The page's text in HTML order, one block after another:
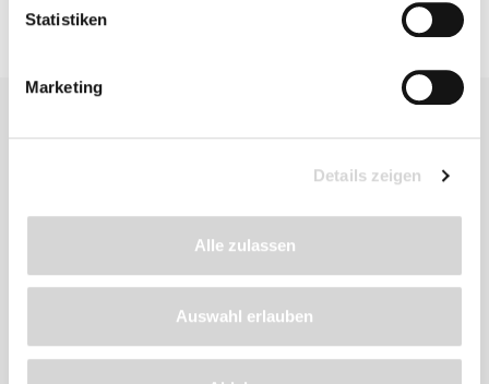
Statistiken
Marketing
Details zeigen
Alle zulassen
Auswahl erlauben
Produkte